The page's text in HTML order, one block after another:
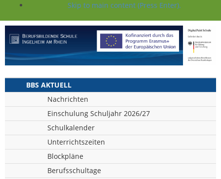
Skip to main content (Press Enter).
BBS AKTUELL
Nachrichten
Einschulung Schuljahr 2026/27
Schulkalender
Unterrichtszeiten
Blockpläne
Berufsschultage